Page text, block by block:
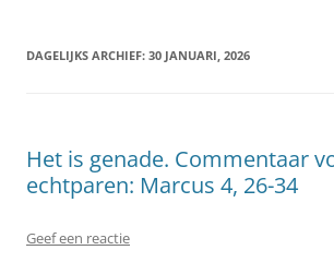
DAGELIJKS ARCHIEF: 30 JANUARI, 2026
Het is genade. Commentaar
echtparen: Marcus 4, 26-34
Geef een reactie